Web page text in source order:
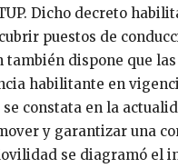
Dicho decreto
puestos de
también dispone que
habilitante en
constata en la
y garantizar una
se diagramó el